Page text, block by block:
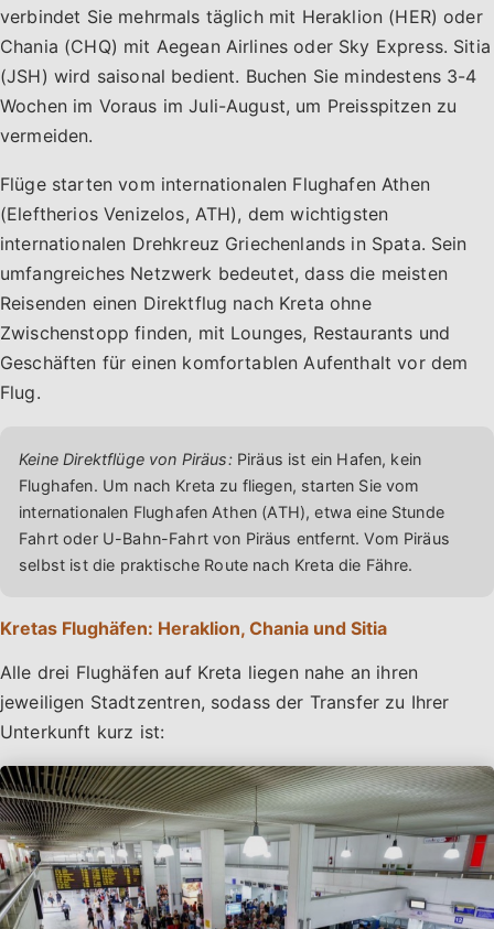
verbindet Sie mehrmals täglich mit Heraklion (HER) oder
Chania (CHQ) mit Aegean Airlines oder Sky Express. Sitia
(JSH) wird saisonal bedient. Buchen Sie mindestens 3-4
Wochen im Voraus im Juli-August, um Preisspitzen zu
vermeiden.
Flüge starten vom internationalen Flughafen Athen
(Eleftherios Venizelos, ATH), dem wichtigsten
internationalen Drehkreuz Griechenlands in Spata. Sein
umfangreiches Netzwerk bedeutet, dass die meisten
Reisenden einen Direktflug nach Kreta ohne
Zwischenstopp finden, mit Lounges, Restaurants und
Geschäften für einen komfortablen Aufenthalt vor dem
Flug.
Keine Direktflüge von Piräus:Piräus ist ein Hafen, kein
Flughafen. Um nach Kreta zu fliegen, starten Sie vom
internationalen Flughafen Athen (ATH), etwa eine Stunde
Fahrt oder U-Bahn-Fahrt von Piräus entfernt. Vom Piräus
selbst ist die praktische Route nach Kreta die Fähre.
Kretas Flughäfen: Heraklion, Chania und Sitia
Alle drei Flughäfen auf Kreta liegen nahe an ihren
jeweiligen Stadtzentren, sodass der Transfer zu Ihrer
Unterkunft kurz ist: